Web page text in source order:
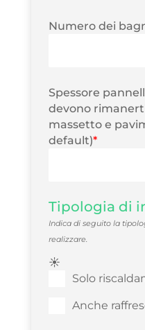
Numero dei
Spessore
devono
massetto e
default)*
Tipologia di
Indica di seguito la
realizzare.
☀️
Solo
Anche